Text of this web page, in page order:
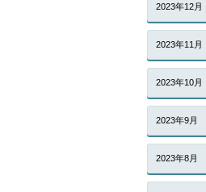
2023年12月
2023年11月
2023年10月
2023年9月
2023年8月